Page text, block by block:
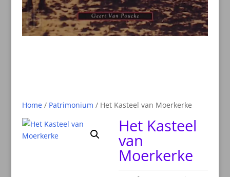
Home/ Patrimonium / Het Kasteel van Moerkerke
Het Kasteel
van
Moerkerke